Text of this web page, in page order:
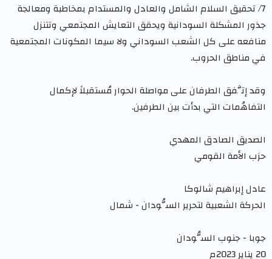
7/ تحقيق السلام الشامل والعادل والمستدام بمخاطبة ومعالجة
جذور المشكلة السودانية ويحقق التعايش المجتمعي وتتنزل
منافعه على كل الشعب السوداني ولا سيما المكونات المجتمعية
في مناطق الحروب.
وقد إتَّفق الطرفان على مواصلة الحوار مُستقبلاً لإكمال
التفاهُمات التي بدأت بين الطرفين.
الصديق الصادق المهدي
حزب الأمة القومي
عادل إبراهيم شالوكا
الحركة الشعبية لتحرير السُّودان - شمال
جوبا - جنوب السُّودان
20 يناير 2023م